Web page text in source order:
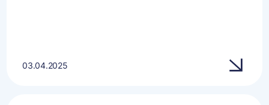
03.04.2025